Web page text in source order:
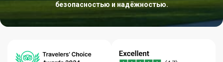
безопасностью и надёжностью.